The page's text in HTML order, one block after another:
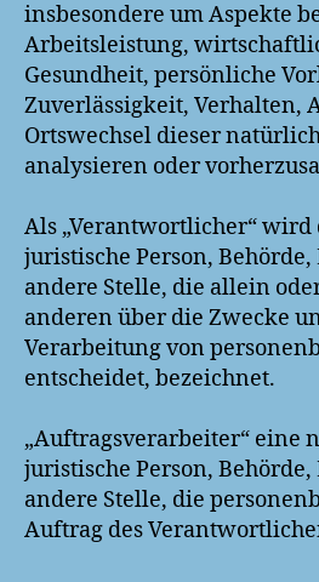
insbesondere um Aspekte
Arbeitsleistung,
Gesundheit, persönliche
Zuverlässigkeit, Verhalten,
Ortswechsel dieser
analysieren oder
Als „Verantwortlicher“
juristische Person,
andere Stelle, die allein
anderen über die Zwecke
Verarbeitung von
entscheidet, bezeichnet.
„Auftragsverarbeiter“ eine
juristische Person,
andere Stelle, die
Auftrag des